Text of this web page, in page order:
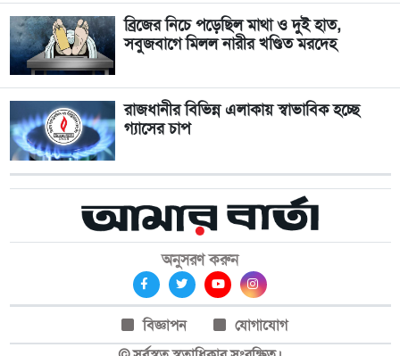
ব্রিজের নিচে পড়েছিল মাথা ও দুই হাত,
সবুজবাগে মিলল নারীর খণ্ডিত মরদেহ
রাজধানীর বিভিন্ন এলাকায় স্বাভাবিক হচ্ছে
গ্যাসের চাপ
অনুসরণ করুন
বিজ্ঞাপন
যোগাযোগ